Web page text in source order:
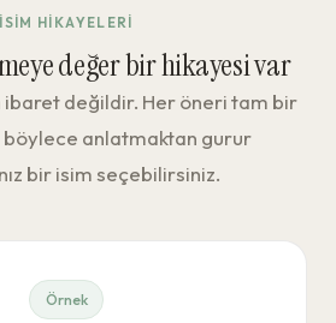
İSIM HIKAYELERI
değer bir hikayesi var
ibaret değildir. Her öneri tam bir
anlatmaktan gurur
bir isim seçebilirsiniz.
Örnek